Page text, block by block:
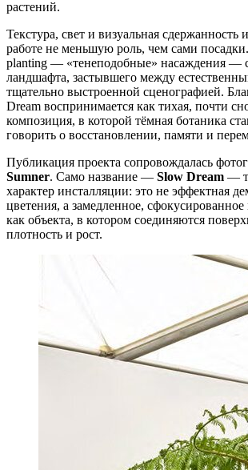
растений.
Текстура, свет и визуальная сдержанность
работе не меньшую роль, чем сами
planting — «тенеподобные» насаждения —
ландшафта, застывшего между
тщательно выстроенной сценографией.
Dream воспринимается как тихая, почти
композиция, в которой тёмная ботаника
говорить о восстановлении, памяти и
Публикация проекта сопровождалась
Sumner. Само название — Slow Dream —
характер инсталляции: это не эффектная
цветения, а замедленное,
как объекта, в котором соединяются
плотность и рост.